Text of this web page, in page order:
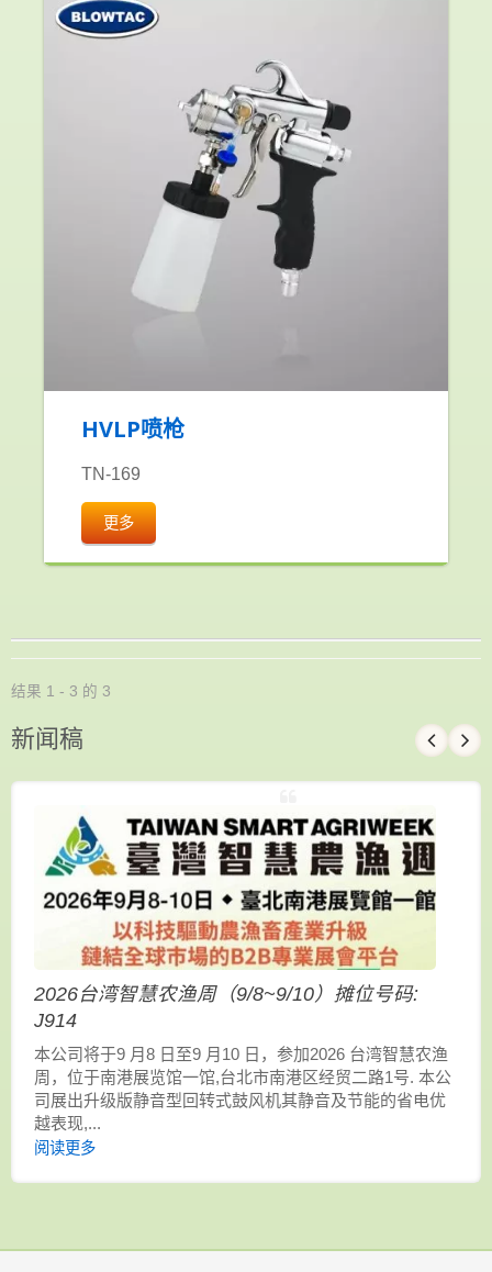
HVLP喷枪
TN-169
更多
结果 1 - 3 的 3
新闻稿
2026台湾智慧农渔周（9/8~9/10）摊位号码:
J914
本公司将于9 月8 日至9 月10 日，参加2026 台湾智慧农渔
周，位于南港展览馆一馆,台北市南港区经贸二路1号. 本公
司展出升级版静音型回转式鼓风机其静音及节能的省电优
越表现,...
阅读更多